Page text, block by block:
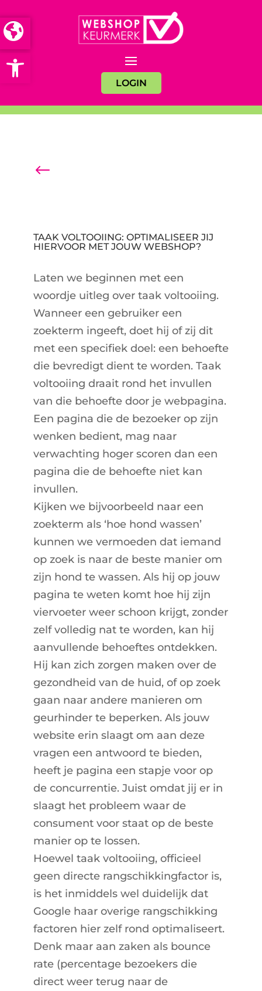
Open toolbar
LOGIN
#
TAAK VOLTOOIING: OPTIMALISEER JIJ
HIERVOOR MET JOUW WEBSHOP?
Laten we beginnen met een
woordje uitleg over taak voltooiing.
Wanneer een gebruiker een
zoekterm ingeeft, doet hij of zij dit
met een specifiek doel: een behoefte
die bevredigt dient te worden. Taak
voltooiing draait rond het invullen
van die behoefte door je webpagina.
Een pagina die de bezoeker op zijn
wenken bedient, mag naar
verwachting hoger scoren dan een
pagina die de behoefte nietkan
invullen.
Kijken we bijvoorbeeld naar een
zoekterm als ‘hoe hond wassen’
kunnen we vermoeden dat iemand
op zoek is naar de beste manier om
zijn hond te wassen. Als hij op jouw
pagina te weten komt hoe hij zijn
viervoeter weer schoon krijgt, zonder
zelf volledig nat te worden, kan hij
aanvullende behoeftes ontdekken.
Hij kan zich zorgen maken over de
gezondheid van de huid, of op zoek
gaan naar andere manieren om
geurhinder te beperken. Als jouw
website erin slaagt om aan deze
vragen een antwoord te bieden,
heeft je pagina een stapje voor op
de concurrentie. Juist omdat jij er in
slaagt het probleem waar de
consument voor staat op de beste
manier op te lossen.
Hoewel taak voltooiing, officieel
geen directe rangschikkingfactor is,
is het inmiddels wel duidelijk dat
Google haar overige rangschikking
factoren hier zelf rond optimaliseert.
Denk maar aan zaken als bounce
rate (percentage bezoekers die
direct weer terug naar de